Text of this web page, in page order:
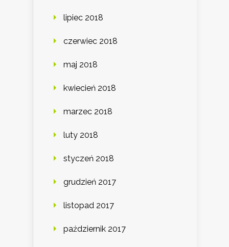
lipiec 2018
czerwiec 2018
maj 2018
kwiecień 2018
marzec 2018
luty 2018
styczeń 2018
grudzień 2017
listopad 2017
październik 2017